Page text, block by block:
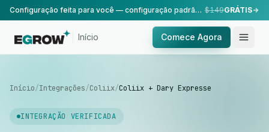
Configuração feita para você — configuração padrão, realizada pela nossa equipe. $149GRÁTIS
Início Comece Agora
Início/Integrações/Coliix/Coliix + Dary Expresse
INTEGRAÇÃO VERIFICADA